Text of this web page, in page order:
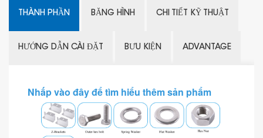
THÀNH PHẦN BĂNG HÌNH CHI TIẾT KỸ THUẬT
HƯỚNG DẪN CÀI ĐẶT BƯU KIỆN ADVANTAGE
Nhấp vào đây để tìm hiểu thêm sản phẩm